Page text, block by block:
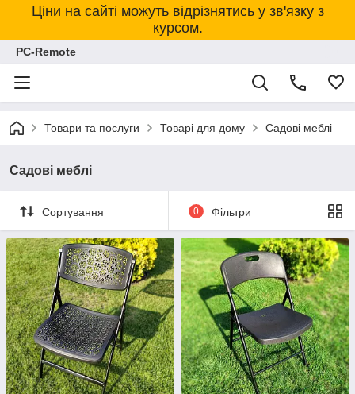
Ціни на сайті можуть відрізнятись у зв'язку з
курсом.
PC-Remote
Товари та послуги Товарі для дому Садові меблі
Садові меблі
Сортування 0 Фільтри